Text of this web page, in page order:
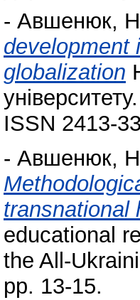
- Авшенюк,
development
globalization
ISSN 2413-
- Авшенюк,
transnational
educational
the All-
pp. 13-15.